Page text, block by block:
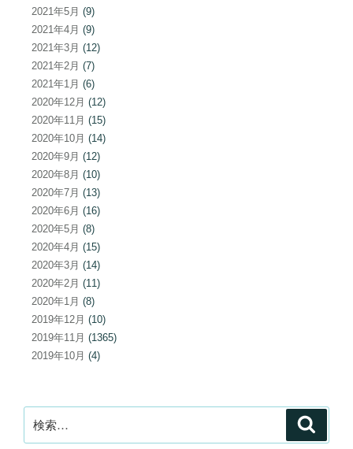
2021年5月 (9)
2021年4月 (9)
2021年3月 (12)
2021年2月 (7)
2021年1月 (6)
2020年12月 (12)
2020年11月 (15)
2020年10月 (14)
2020年9月 (12)
2020年8月 (10)
2020年7月 (13)
2020年6月 (16)
2020年5月 (8)
2020年4月 (15)
2020年3月 (14)
2020年2月 (11)
2020年1月 (8)
2019年12月 (10)
2019年11月 (1365)
2019年10月 (4)
索: